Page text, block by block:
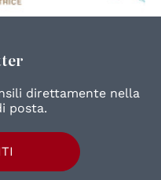
direttamente nella
posta.